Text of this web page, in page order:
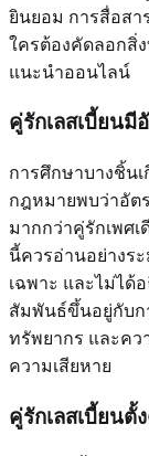
ยินยอม การสื่อสา
ใครต้องคัดลอกสิ่
แนะนำออนไลน์
คู่รักเลสเบี้ยนมี
การศึกษาบางชิ้น
กฎหมายพบว่าอัต
มากกว่าคู่รักเพศ
นี้ควรอ่านอย่างร
เฉพาะ และไม่ได้
สัมพันธ์ขึ้นอยู่กับก
ทรัพยากร และคว
ความเสียหาย
คู่รักเลสเบี้ยนตั้